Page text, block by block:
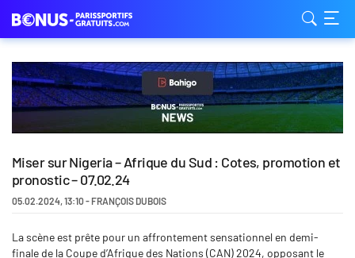
Miser sur Nigeria – Afrique du Sud : Cotes, promotion et
pronostic – 07.02.24
05.02.2024,13:10- FRANÇOIS DUBOIS
La scène est prête pour un affrontement sensationnel en demi-
finale de la Coupe d’Afrique des Nations (CAN) 2024, opposant le